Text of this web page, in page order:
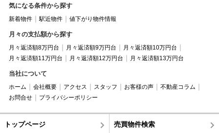
気になる条件から探す
新着物件 駅近物件 値下がり物件情報
月々の支払額から探す
月々返済額8万円台 月々返済額9万円台
月々返済額10万円台
月々返済額11万円台
月々返済額12万円台 月々返済額13万円台
当社について
ホーム 会社概要 アクセス スタッフ お客様の声
不動産コラム
お問合せ
プライバシーポリシー
トップページ 売買物件検索